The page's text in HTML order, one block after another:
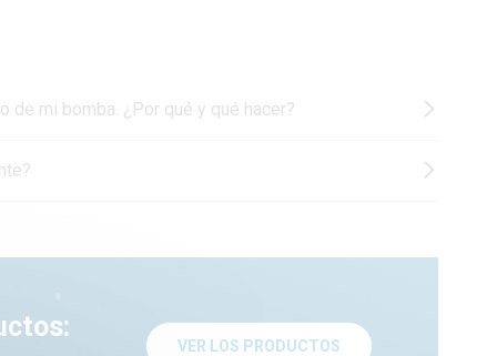
mi bomba. ¿Por qué y qué hacer?
VER LOS PRODUCTOS